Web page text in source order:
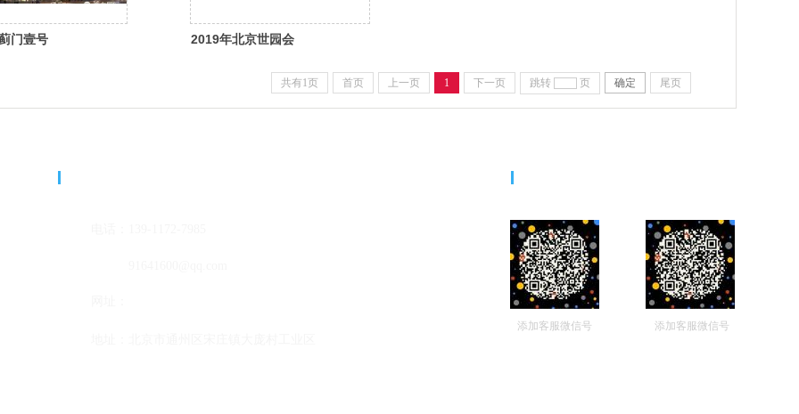
门壹号 2019年北京世园会
共有1页 首页 上一页 1 下一页 跳转 页 确定 尾页
添加客服微信号 添加客服微信号